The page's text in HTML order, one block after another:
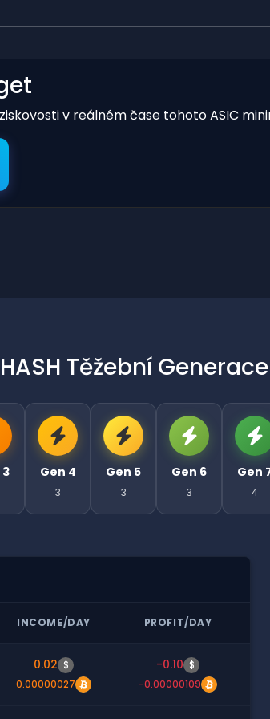
v reálném čase tohoto ASIC
Těžební Generace
3 Gen 4
3
Gen 5
3
Gen 6
3
Gen
4
INCOME/DAY PROFIT/DAY
0.02 $
0.00000027
-0.10 $
-0.00000109